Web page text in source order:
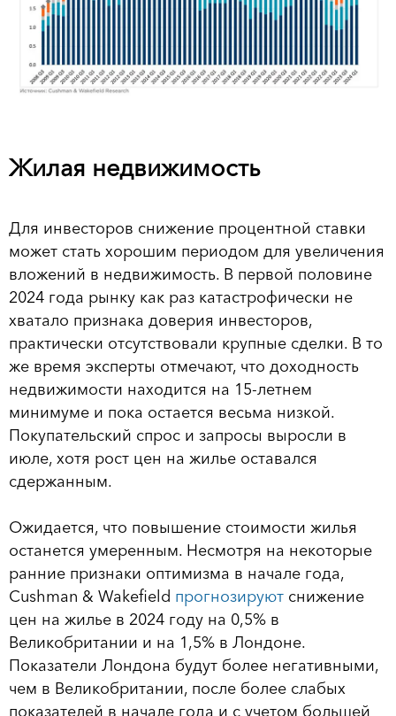
Жилая недвижимость
Для инвесторов снижение процентной ставки
может стать хорошим периодом для увеличения
вложений в недвижимость. В первой половине
2024 года рынку как раз катастрофически не
хватало признака доверия инвесторов,
практически отсутствовали крупные сделки. В то
же время эксперты отмечают, что доходность
недвижимости находится на 15-летнем
минимуме и пока остается весьма низкой.
Покупательский спрос и запросы выросли в
июле, хотя рост цен на жилье оставался
сдержанным.
Ожидается, что повышение стоимости жилья
останется умеренным. Несмотря на некоторые
ранние признаки оптимизма в начале года,
Cushman & Wakefield прогнозируют снижение
цен на жилье в 2024 году на 0,5% в
Великобритании и на 1,5% в Лондоне.
Показатели Лондона будут более негативными,
чем в Великобритании, после более слабых
показателей в начале года и с учетом большей